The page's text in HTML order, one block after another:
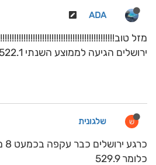
ADA
מזל
ירושלים הגיעה לממוצע השנתי 522.1 מ"מ
ש שלגונית
כלומר 529.9